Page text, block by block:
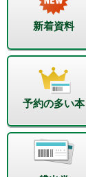
新着資料
予約の多い本